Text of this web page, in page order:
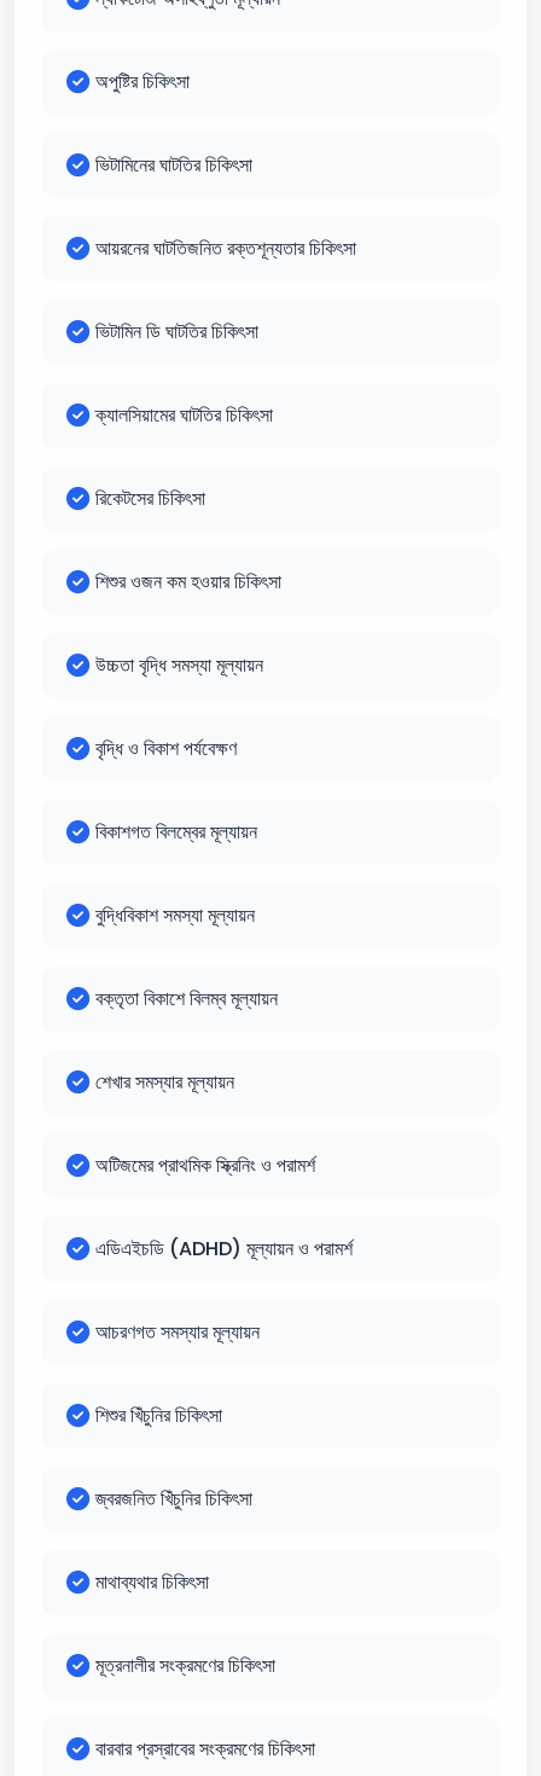
অপুষ্টির চিকিৎসা
ভিটামিনের ঘাটতির চিকিৎসা
আয়রনের ঘাটতিজনিত রক্তশূন্যতার চিকিৎসা
ভিটামিন ডি ঘাটতির চিকিৎসা
ক্যালসিয়ামের ঘাটতির চিকিৎসা
রিকেটসের চিকিৎসা
শিশুর ওজন কম হওয়ার চিকিৎসা
উচ্চতা বৃদ্ধি সমস্যা মূল্যায়ন
বৃদ্ধি ও বিকাশ পর্যবেক্ষণ
বিকাশগত বিলম্বের মূল্যায়ন
বুদ্ধিবিকাশ সমস্যা মূল্যায়ন
বক্তৃতা বিকাশে বিলম্ব মূল্যায়ন
শেখার সমস্যার মূল্যায়ন
অটিজমের প্রাথমিক স্ক্রিনিং ও পরামর্শ
এডিএইচডি (ADHD) মূল্যায়ন ও পরামর্শ
আচরণগত সমস্যার মূল্যায়ন
শিশুর খিঁচুনির চিকিৎসা
জ্বরজনিত খিঁচুনির চিকিৎসা
মাথাব্যথার চিকিৎসা
মূত্রনালীর সংক্রমণের চিকিৎসা
বারবার প্রস্রাবের সংক্রমণের চিকিৎসা